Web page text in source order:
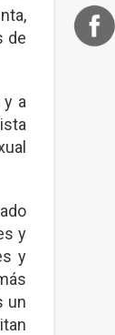
de
a
y
y
un